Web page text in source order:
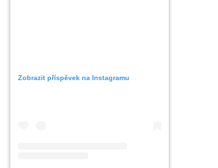
Zobrazit příspěvek na Instagramu